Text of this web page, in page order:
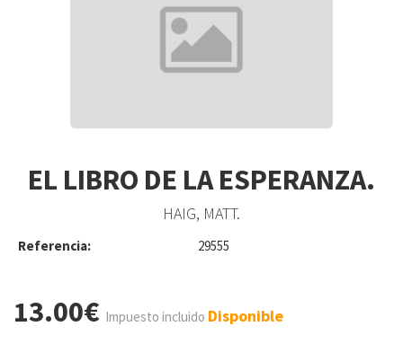
EL LIBRO DE LA ESPERANZA.
HAIG, MATT.
Referencia: 29555
13.00€ Impuesto incluido Disponible